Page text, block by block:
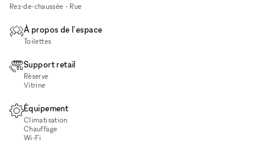
Rez-de-chaussée - Rue
À propos de l'espace
Toilettes
Support retail
Réserve
Vitrine
Équipement
Climatisation
Chauffage
Wi‑Fi